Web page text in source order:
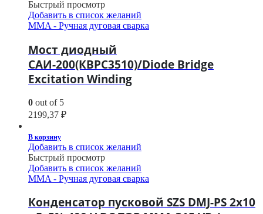
Быстрый просмотр
Добавить в список желаний
MMA - Ручная дуговая сварка
Мост диодный
САИ-200(КВРС3510)/Diode Bridge
Excitation Winding
0 out of 5
2199,37 ₽
В корзину
Добавить в список желаний
Быстрый просмотр
Добавить в список желаний
MMA - Ручная дуговая сварка
Конденсатор пусковой SZS DMJ-PS 2х10